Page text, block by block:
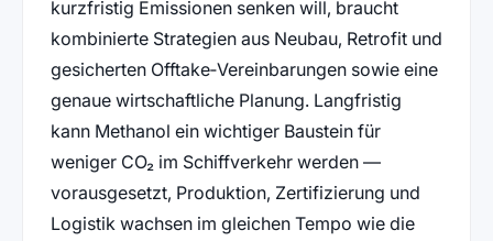
kurzfristig Emissionen senken will, braucht
kombinierte Strategien aus Neubau, Retrofit und
gesicherten Offtake‑Vereinbarungen sowie eine
genaue wirtschaftliche Planung. Langfristig
kann Methanol ein wichtiger Baustein für
weniger CO₂ im Schiffverkehr werden —
vorausgesetzt, Produktion, Zertifizierung und
Logistik wachsen im gleichen Tempo wie die